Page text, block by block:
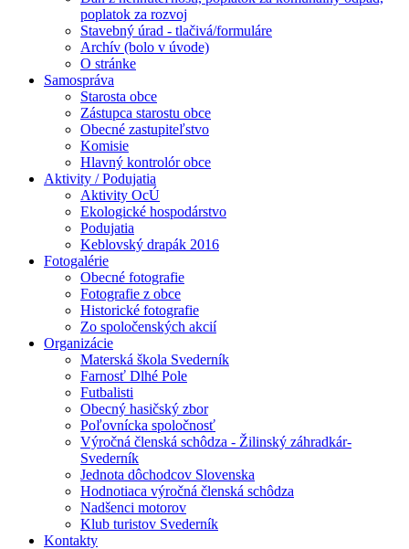
poplatok za rozvoj
Stavebný úrad - tlačivá/formuláre
Archív (bolo v úvode)
O stránke
Samospráva
Starosta obce
Zástupca starostu obce
Obecné zastupiteľstvo
Komisie
Hlavný kontrolór obce
Aktivity / Podujatia
Aktivity OcÚ
Ekologické hospodárstvo
Podujatia
Keblovský drapák 2016
Fotogalérie
Obecné fotografie
Fotografie z obce
Historické fotografie
Zo spoločenských akcií
Organizácie
Materská škola Svederník
Farnosť Dlhé Pole
Futbalisti
Obecný hasičský zbor
Poľovnícka spoločnosť
Výročná členská schôdza - Žilinský záhradkár-
Svederník
Jednota dôchodcov Slovenska
Hodnotiaca výročná členská schôdza
Nadšenci motorov
Klub turistov Svederník
Kontakty